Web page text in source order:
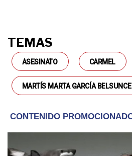
TEMAS
ASESINATO CARMEL
MARTÍS MARTA GARCÍA BELSUNCE